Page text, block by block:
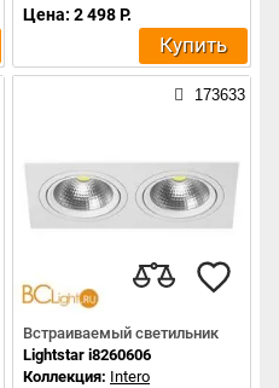
Цена: 2 498 Р.
Купить
173633
Встраиваемый светильник
Lightstar i8260606
Коллекция: Intero